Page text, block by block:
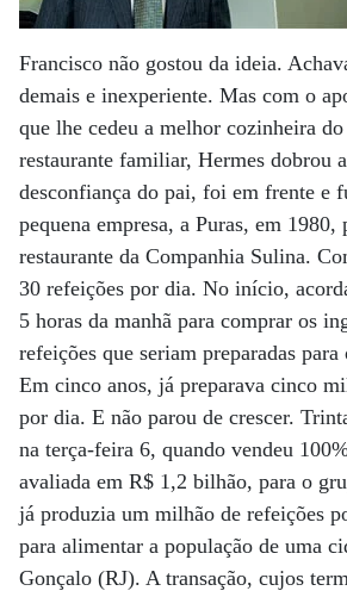
Francisco não gostou da ideia.
demais e inexperiente. Mas com o
que lhe cedeu a melhor cozinheira
restaurante familiar, Hermes dobrou
desconfiança do pai, foi em frente e
pequena empresa, a Puras, em 1980,
restaurante da Companhia Sulina.
30 refeições por dia. No início,
5 horas da manhã para comprar os
refeições que seriam preparadas para
Em cinco anos, já preparava cinco
por dia. E não parou de crescer.
na terça-feira 6, quando vendeu
avaliada em R$ 1,2 bilhão, para o
já produzia um milhão de refeições
para alimentar a população de uma
Gonçalo (RJ). A transação, cujos